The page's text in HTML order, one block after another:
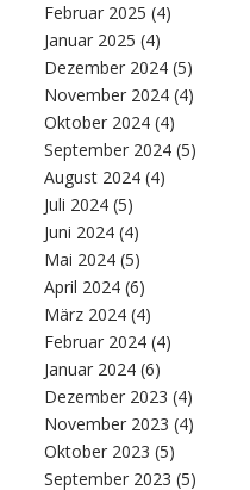
Februar 2025 (4)
Januar 2025 (4)
Dezember 2024 (5)
November 2024 (4)
Oktober 2024 (4)
September 2024 (5)
August 2024 (4)
Juli 2024 (5)
Juni 2024 (4)
Mai 2024 (5)
April 2024 (6)
März 2024 (4)
Februar 2024 (4)
Januar 2024 (6)
Dezember 2023 (4)
November 2023 (4)
Oktober 2023 (5)
September 2023 (5)